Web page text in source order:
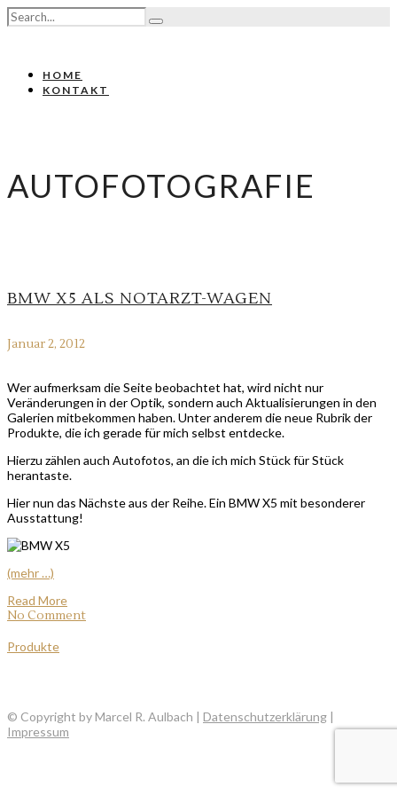
HOME
KONTAKT
AUTOFOTOGRAFIE
BMW X5 ALS NOTARZT-WAGEN
Januar 2, 2012
Wer aufmerksam die Seite beobachtet hat, wird nicht nur
Veränderungen in der Optik, sondern auch Aktualisierungen in den
Galerien mitbekommen haben. Unter anderem die neue Rubrik der
Produkte, die ich gerade für mich selbst entdecke.
Hierzu zählen auch Autofotos, an die ich mich Stück für Stück
herantaste.
Hier nun das Nächste aus der Reihe. Ein BMW X5 mit besonderer
Ausstattung!
(mehr …)
Read More
No Comment
Produkte
© Copyright by Marcel R. Aulbach | Datenschutzerklärung |
Impressum